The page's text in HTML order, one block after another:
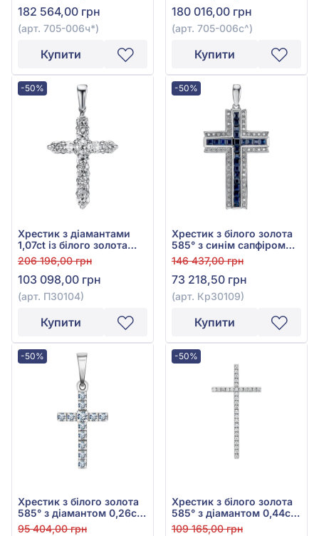
182 564,00 грн
(арт. 705-006ч*)
Купити
180 016,00 грн
(арт. 705-006с^)
Купити
-50%
Хрестик з діамантами
1,07ct із білого золота
750°, арт. П30104
206 196,00 грн
103 098,00 грн
(арт. П30104)
Купити
-50%
Хрестик з білого золота
585° з синім сапфіром
2,76ct та діамантом
0,25ct, арт. Кр30109
146 437,00 грн
73 218,50 грн
(арт. Кр30109)
Купити
-50%
Хрестик з білого золота
585° з діамантом 0,26ct,
арт. 705-011
95 404,00 грн
-50%
Хрестик з білого золота
585° з діамантом 0,44ct,
арт. п602б
109 165,00 грн